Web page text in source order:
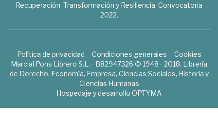
Recuperación, Transformación y Resiliencia. Convocatoria
2022.
Política de privacidad Condiciones generales
Cookies
Marcial Pons Librero S.L. - B82947326 © 1948 - 2018. Librería
de Derecho, Economía, Empresa, Ciencias Sociales, Historia y
Ciencias Humanas
Hospedaje y desarrollo OPTYMA